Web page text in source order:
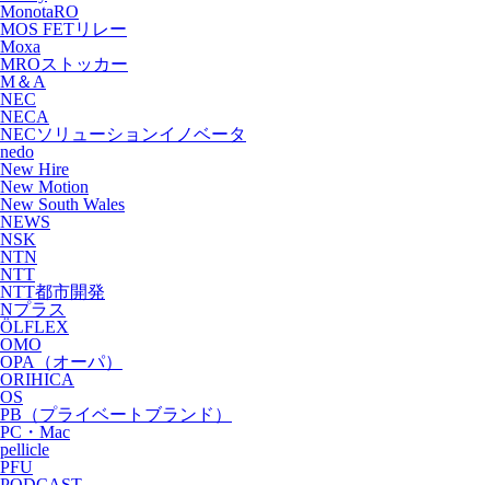
MonotaRO
MOS FETリレー
Moxa
MROストッカー
M＆A
NEC
NECA
NECソリューションイノベータ
nedo
New Hire
New Motion
New South Wales
NEWS
NSK
NTN
NTT
NTT都市開発
Nプラス
ÖLFLEX
OMO
OPA（オーパ）
ORIHICA
OS
PB（プライベートブランド）
PC・Mac
pellicle
PFU